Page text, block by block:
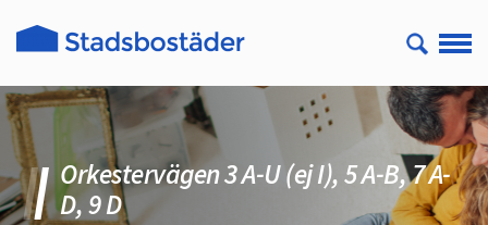
Orkestervägen 3 A-U (ej I), 5 A-B, 7 A-
D, 9 D